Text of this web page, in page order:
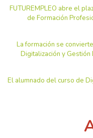
FUTUREMPLEO abre el
de Formación
La formación se
Digitalización y
El alumnado del curso de